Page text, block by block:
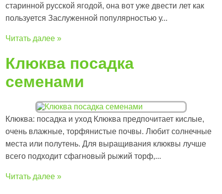
старинной русской ягодой, она вот уже двести лет как
пользуется Заслуженной популярностью у...
Читать далее »
Клюква посадка
семенами
Клюква: посадка и уход Клюква предпочитает кислые,
очень влажные, торфянистые почвы. Любит солнечные
места или полутень. Для выращивания клюквы лучше
всего подходит сфагновый рыжий торф,...
Читать далее »